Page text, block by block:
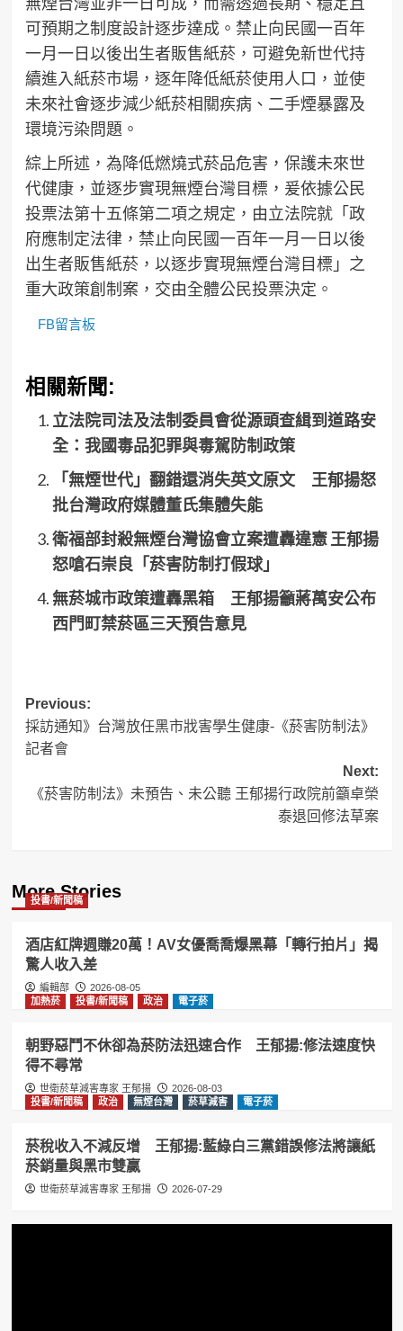
可預期之制度設計逐步達成。禁止向民國一百年
一月一日以後出生者販售紙菸，可避免新世代持
續進入紙菸市場，逐年降低紙菸使用人口，並使
未來社會逐步減少紙菸相關疾病、二手煙暴露及
環境污染問題。
綜上所述，為降低燃燒式菸品危害，保護未來世
代健康，並逐步實現無煙台灣目標，爰依據公民
投票法第十五條第二項之規定，由立法院就「政
府應制定法律，禁止向民國一百年一月一日以後
出生者販售紙菸，以逐步實現無煙台灣目標」之
重大政策創制案，交由全體公民投票決定。
FB留言板
相關新聞:
立法院司法及法制委員會從源頭查緝到道路安
全：我國毒品犯罪與毒駕防制政策
「無煙世代」翻錯還消失英文原文 王郁揚怒
批台灣政府媒體董氏集體失能
衛福部封殺無煙台灣協會立案遭轟違憲 王郁揚
怒嗆石崇良「菸害防制打假球」
無菸城市政策遭轟黑箱 王郁揚籲蔣萬安公布
西門町禁菸區三天預告意見
Post
navigation
Previous:
採訪通知》台灣放任黑市戕害學生健康-《菸害防制法》
記者會
Next:
《菸害防制法》未預告、未公聽 王郁揚行政院前籲卓榮
泰退回修法草案
More Stories
投書/新聞稿
酒店紅牌週賺20萬！AV女優喬喬爆黑幕「轉行拍片」揭
驚人收入差
編輯部
2026-08-05
加熱菸
投書/新聞稿 政治 電子菸
朝野惡鬥不休卻為菸防法迅速合作 王郁揚:修法速度快
得不尋常
世衛菸草減害專家 王郁揚
2026-08-03
投書/新聞稿
政治 無煙台灣 菸草減害 電子菸
菸稅收入不減反增 王郁揚:藍綠白三黨錯誤修法將讓紙
菸銷量與黑市雙贏
世衛菸草減害專家 王郁揚 2026-07-29